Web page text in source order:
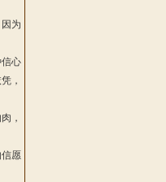
为
心
，
，
愿